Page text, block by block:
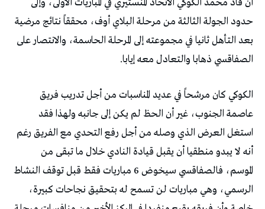
أن قاد محمد الكوكي الاتحاد المنستيري في المباريات الأولى، وإلى
حدود الجولة الثالثة من مرحلة البلاي أوف، محققاً نتائج مرضية
بعد التأهل ثانيا في مجموعته إلى المرحلة الحاسمة، والانتصار على
الصفاقسي ذهابا والتعادل معه إيابا.
الكوكي كان مرشحاً في عديد المناسبات من أجل تدريب فريق
عاصمة الجنوب، غير أن الحظ لم يكن إلى جانبه ولهذا فقد
استغل العرض الذي وصله من أجل رفع التحدي مع الفريق رغم
أنه لا يبدو منطقيا أن يقبل قيادة النادي خلال ما تبقى من
الموسم، فالصفاقسي سيخوض 6 مباريات فقط قبل توقف النشاط
الرسمي، وهي مباريات لن تسمح له بتحقيق نجاحات كبيرة،